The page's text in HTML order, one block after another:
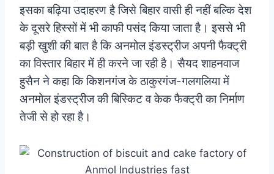
इसका बढ़िया उदाहरण है जिसे बिहार वासी ही नहीं बल्कि देश
के दूसरे हिस्सों में भी काफी पसंद किया जाता है। इससे भी
बड़ी खुशी की बात है कि अनमोल इंडस्ट्रीज अपनी फैक्ट्री
का विस्तार बिहार में ही करने जा रही है।सैयद शाहनवाज
हुसैन ने कहा कि किशनगंज के ठाकुरगंज-गलगलिया में
अनमोल इंडस्ट्रीज की बिस्किट व केक फैक्ट्री का निर्माण
तेजी से हो रहा है।